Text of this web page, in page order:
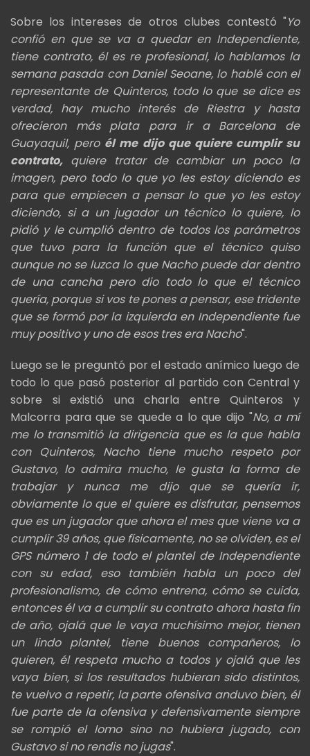
Sobre los intereses de otros clubes contestó "Yo
confió en que se va a quedar en Independiente,
tiene contrato, él es re profesional, lo hablamos la
semana pasada con Daniel Seoane, lo hablé con el
representante de Quinteros, todo lo que se dice es
verdad, hay mucho interés de Riestra y hasta
ofrecieron más plata para ir a Barcelona de
Guayaquil, pero él me dijo que quiere cumplir su
contrato, quiere tratar de cambiar un poco la
imagen, pero todo lo que yo les estoy diciendo es
para que empiecen a pensar lo que yo les estoy
diciendo, si a un jugador un técnico lo quiere, lo
pidió y le cumplió dentro de todos los parámetros
que tuvo para la función que el técnico quiso
aunque no se luzca lo que Nacho puede dar dentro
de una cancha pero dio todo lo que el técnico
quería, porque si vos te pones a pensar, ese tridente
que se formó por la izquierda en Independiente fue
muy positivo y uno de esos tres era Nacho".
Luego se le preguntó por el estado anímico luego de
todo lo que pasó posterior al partido con Central y
sobre si existió una charla entre Quinteros y
Malcorra para que se quede a lo que dijo "No, a mí
me lo transmitió la dirigencia que es la que habla
con Quinteros, Nacho tiene mucho respeto por
Gustavo, lo admira mucho, le gusta la forma de
trabajar y nunca me dijo que se quería ir,
obviamente lo que el quiere es disfrutar, pensemos
que es un jugador que ahora el mes que viene va a
cumplir 39 años, que físicamente, no se olviden, es el
GPS número 1 de todo el plantel de Independiente
con su edad, eso también habla un poco del
profesionalismo, de cómo entrena, cómo se cuida,
entonces él va a cumplir su contrato ahora hasta fin
de año, ojalá que le vaya muchísimo mejor, tienen
un lindo plantel, tiene buenos compañeros, lo
quieren, él respeta mucho a todos y ojalá que les
vaya bien, si los resultados hubieran sido distintos,
te vuelvo a repetir, la parte ofensiva anduvo bien, él
fue parte de la ofensiva y defensivamente siempre
se rompió el lomo sino no hubiera jugado, con
Gustavo si no rendis no jugas".